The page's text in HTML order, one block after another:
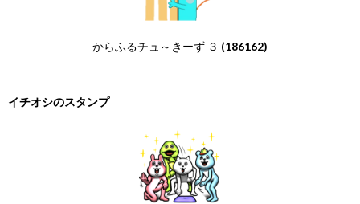
からふるチュ～きーず ３ (186162)
イチオシのスタンプ